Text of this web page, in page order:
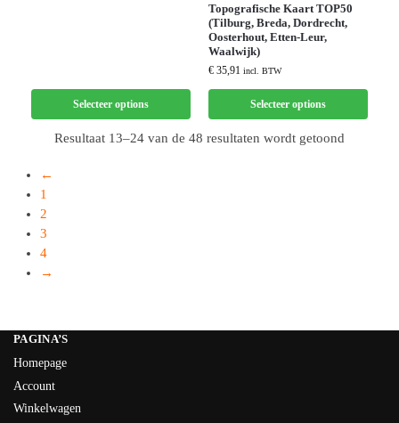
Selecteer options
Topografische Kaart TOP50
(Tilburg, Breda, Dordrecht,
Oosterhout, Etten-Leur,
Waalwijk)
€ 35,91 incl. BTW
Selecteer options
Resultaat 13–24 van de 48 resultaten wordt getoond
←
1
2
3
4
→
PAGINA’S
Homepage
Account
Winkelwagen